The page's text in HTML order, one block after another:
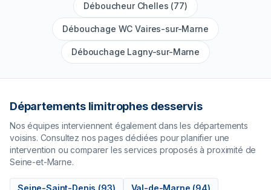
Déboucheur Chelles (77)
Débouchage WC Vaires-sur-Marne
Débouchage Lagny-sur-Marne
Départements limitrophes desservis
Nos équipes interviennent également dans les départements
voisins. Consultez nos pages dédiées pour planifier une
intervention ou comparer les services proposés à proximité de
Seine-et-Marne.
Seine-Saint-Denis (93) Val-de-Marne (94)